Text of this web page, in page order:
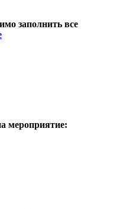
заполнить все
мероприятие: